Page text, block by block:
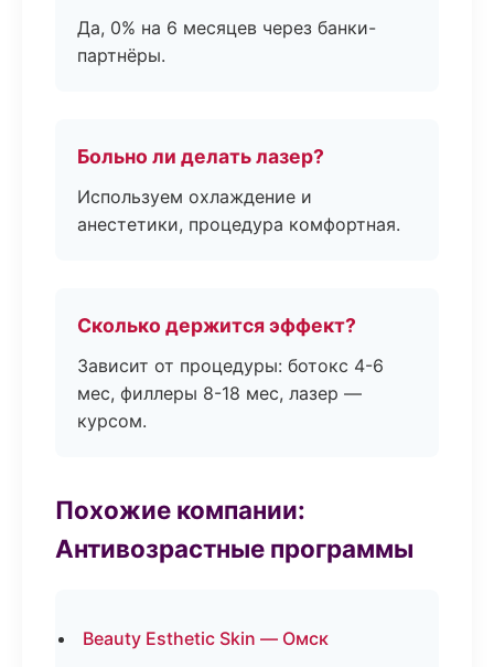
Да, 0% на 6 месяцев через банки-
партнёры.
Больно ли делать лазер?
Используем охлаждение и
анестетики, процедура комфортная.
Сколько держится эффект?
Зависит от процедуры: ботокс 4-6
мес, филлеры 8-18 мес, лазер —
курсом.
Похожие компании:
Антивозрастные программы
Beauty Esthetic Skin — Омск